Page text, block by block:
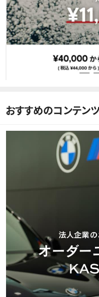
おすすめのコンテン